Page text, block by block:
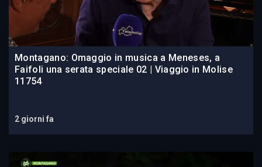
Montagano: Omaggio in musica a Meneses, a
Faifoli una serata speciale 02 | Viaggio in Molise
11754
2 giorni fa